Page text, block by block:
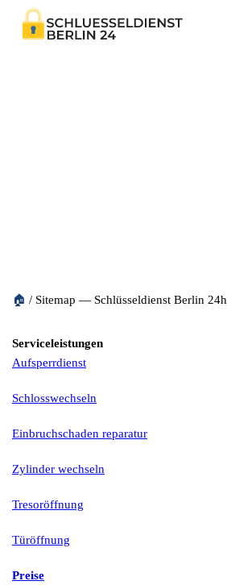
🏠 / Sitemap — Schlüsseldienst Berlin 24h
Serviceleistungen
Aufsperrdienst
Schlosswechseln
Einbruchschaden reparatur
Zylinder wechseln
Tresoröffnung
Türöffnung
Preise